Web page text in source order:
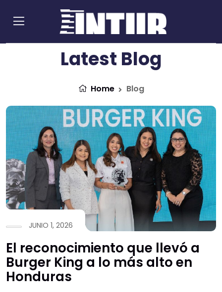
Latest Blog
Home Blog
JUNIO 1, 2026
El reconocimiento que llevó a
Burger King a lo más alto en
Honduras